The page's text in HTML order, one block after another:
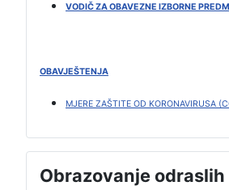
VODIČ ZA OBAVEZNE IZBORNE
OBAVJEŠTENJA
MJERE ZAŠTITE OD KORONAVIRUSA
Obrazovanje odraslih